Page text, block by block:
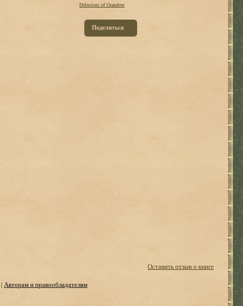
Delusions of Grandeur
Поделиться
Оставить отзыв о книге
| Авторам и правообладателям